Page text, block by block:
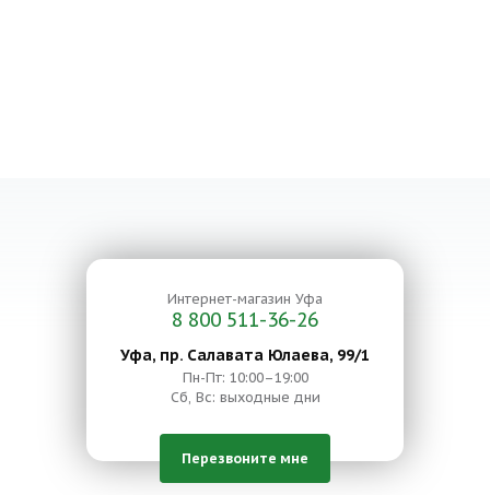
Интернет-магазин Уфа
8 800 511-36-26
Уфа, пр. Салавата Юлаева, 99/1
Пн-Пт: 10:00–19:00
Сб, Вс: выходные дни
Перезвоните мне